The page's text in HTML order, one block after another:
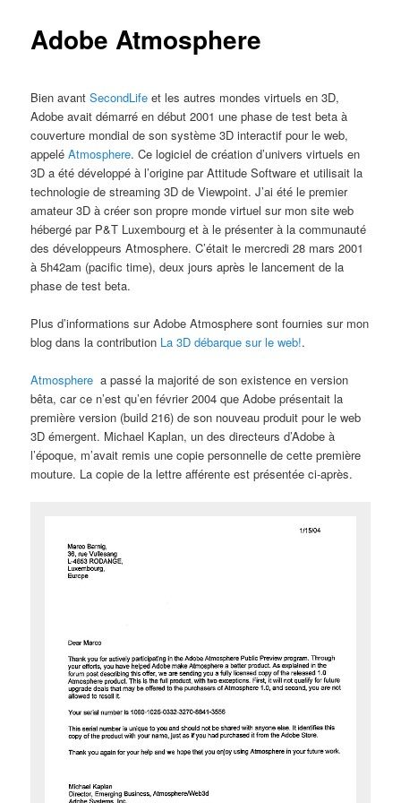
Adobe Atmosphere
Bien avantSecondLife et les autres mondes virtuels en 3D,
Adobe avait démarré en début 2001 une phase de test beta à
couverture mondial de son système 3D interactif pour le web,
appeléAtmosphere. Ce logiciel de création d’univers virtuels en
3D a été développé à l’origine par Attitude Software et utilisait la
technologie de streaming 3D de Viewpoint. J’ai été le premier
amateur 3D à créer son propre monde virtuel sur mon site web
hébergé par P&T Luxembourg et à le présenter à la communauté
des développeurs Atmosphere. C’était le mercredi 28 mars 2001
à 5h42am (pacific time), deux jours après le lancement de la
phase de test beta.
Plus d’informations sur Adobe Atmosphere sont fournies sur mon
blog dans la contribution La 3D débarque sur le web!.
Atmosphere a passé la majorité de son existence en version
bêta, car ce n’est qu’en février 2004 que Adobe présentait la
première version (build 216) de son nouveau produit pour le web
3D émergent. Michael Kaplan, un des directeurs d’Adobe à
l’époque, m’avait remis une copie personnelle de cette première
mouture. La copie de la lettre afférente est présentée ci-après.